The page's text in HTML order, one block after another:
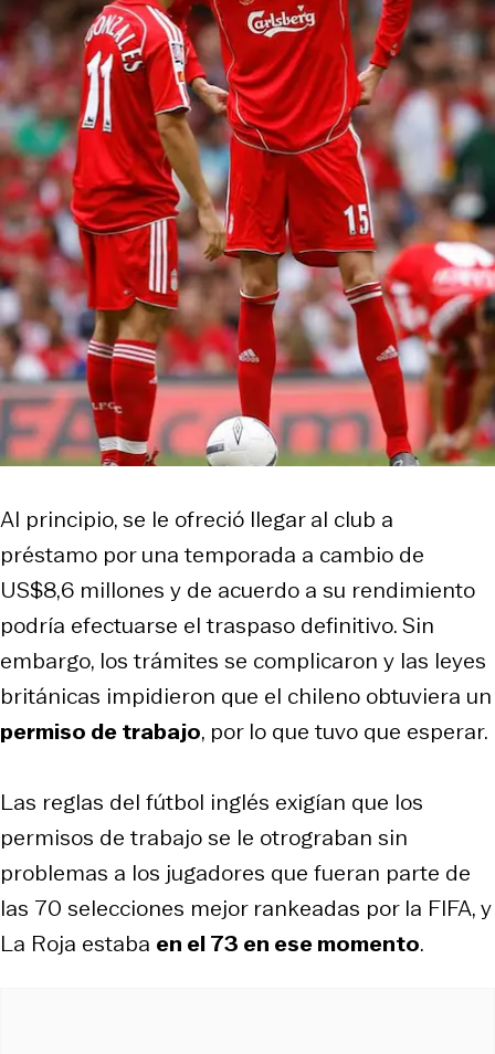
Al principio, se le ofreció llegar al club a
préstamo por una temporada a cambio de
US$8,6 millones y de acuerdo a su rendimiento
podría efectuarse el traspaso definitivo. Sin
embargo, los trámites se complicaron y las leyes
británicas impidieron que el chileno obtuviera un
permiso de trabajo, por lo que tuvo que esperar.
Las reglas del fútbol inglés exigían que los
permisos de trabajo se le otrograban sin
problemas a los jugadores que fueran parte de
las 70 selecciones mejor rankeadas por la FIFA, y
La Roja estaba en el 73 en ese momento.